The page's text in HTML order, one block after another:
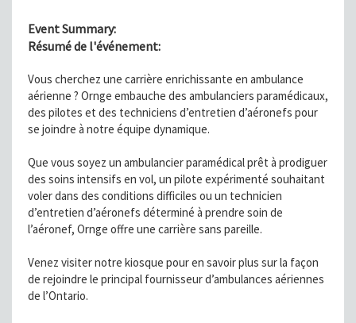
Event Summary:
Résumé de l'événement:
Vous cherchez une carrière enrichissante en ambulance
aérienne ? Ornge embauche des ambulanciers paramédicaux,
des pilotes et des techniciens d’entretien d’aéronefs pour
se joindre à notre équipe dynamique.
Que vous soyez un ambulancier paramédical prêt à prodiguer
des soins intensifs en vol, un pilote expérimenté souhaitant
voler dans des conditions difficiles ou un technicien
d’entretien d’aéronefs déterminé à prendre soin de
l’aéronef, Ornge offre une carrière sans pareille.
Venez visiter notre kiosque pour en savoir plus sur la façon
de rejoindre le principal fournisseur d’ambulances aériennes
de l’Ontario.